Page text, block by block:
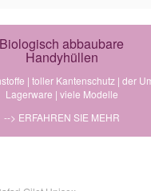
Biologisch abbaubare
Handyhüllen
| toller Kantenschutz | der
Lagerware | viele Modelle
--> ERFAHREN SIE MEHR